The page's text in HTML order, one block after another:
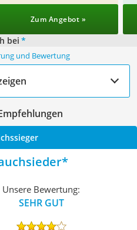
Zum Angebot »
bei *
und Bewertung
Unsere Bewertung:
SEHR GUT